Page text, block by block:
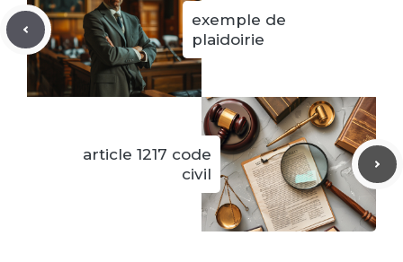
exemple de
plaidoirie
article 1217 code
civil